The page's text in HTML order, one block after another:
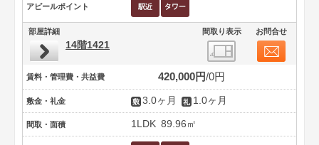
アピールポイント
部屋詳細 間取り表示 お問合せ
14階1421
賃料・管理費・共益費 420,000円 0円
敷金・礼金 3.0ヶ月 1.0ヶ月
間取・面積 1LDK 89.96㎡